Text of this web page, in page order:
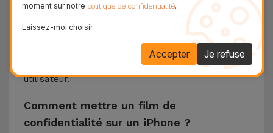
confidentialité, le film de confidentialité maintient
la sensibilité de l'écran tactile ainsi que la clarté
et la netteté de toutes les couleurs. L’objectif est
simple et clair, offrir la meilleure expérience
utilisateur.
Comment mettre un film de
confidentialité sur un iPhone ?
moment sur notre politique de confidentialité.
Laissez-moi choisir
Je refuse
Accepter